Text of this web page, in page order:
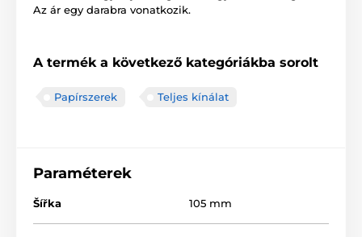
Az ár egy darabra vonatkozik.
A termék a következő kategóriákba sorolt
Papírszerek Teljes kínálat
Paraméterek
Šířka 105 mm